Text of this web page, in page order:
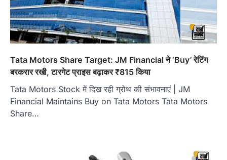
Tata Motors Share Target: JM Financial ने ‘Buy’ रेटिंग
बरकरार रखी, टारगेट प्राइस बढ़ाकर ₹815 किया
Tata Motors Stock में दिख रही ग्रोथ की संभावनाएं | JM
Financial Maintains Buy on Tata Motors Tata Motors
Share…